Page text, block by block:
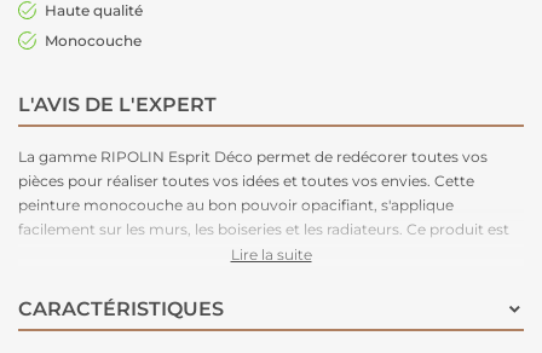
Haute qualité
Monocouche
L'AVIS DE L'EXPERT
La gamme RIPOLIN Esprit Déco permet de redécorer toutes vos
pièces pour réaliser toutes vos idées et toutes vos envies. Cette
peinture monocouche au bon pouvoir opacifiant, s'applique
facilement sur les murs, les boiseries et les radiateurs. Ce produit est
disponible en plusieurs teintes et en blanc.
Lire la suite
CARACTÉRISTIQUES